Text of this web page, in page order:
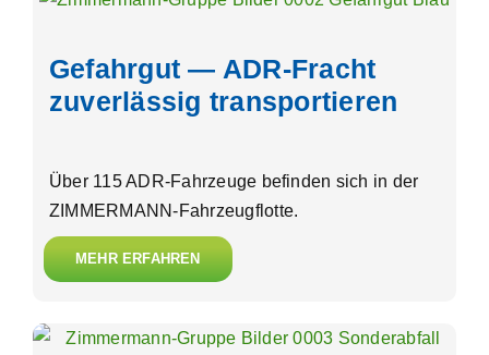
Gefahrgut — ADR-Fracht
zuverlässig transportieren
Über 115 ADR-Fahrzeuge befinden sich in der
ZIMMERMANN-Fahrzeugflotte.
MEHR ERFAHREN